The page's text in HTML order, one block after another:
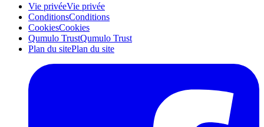
Vie privéeVie privée
ConditionsConditions
CookiesCookies
Qumulo TrustQumulo Trust
Plan du sitePlan du site